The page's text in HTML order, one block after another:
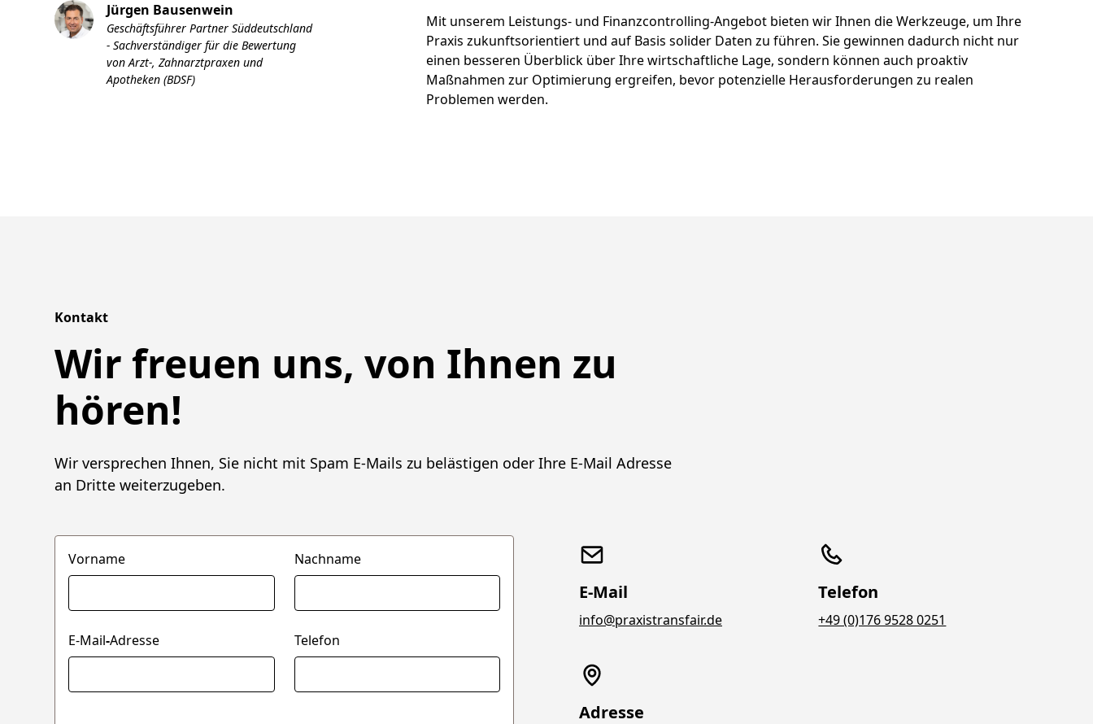
Jürgen Bausenwein
Geschäftsführer Partner Süddeutschland
- Sachverständiger für die Bewertung
von Arzt-, Zahnarztpraxen und
Apotheken (BDSF)
Mit unserem Leistungs- und Finanzcontrolling-Angebot bieten wir Ihnen die Werkzeuge, um Ihre
Praxis zukunftsorientiert und auf Basis solider Daten zu führen. Sie gewinnen dadurch nicht nur
einen besseren Überblick über Ihre wirtschaftliche Lage, sondern können auch proaktiv
Maßnahmen zur Optimierung ergreifen, bevor potenzielle Herausforderungen zu realen
Problemen werden.
Kontakt
Wir freuen uns, von Ihnen zu
hören!
Wir versprechen Ihnen, Sie nicht mit Spam E-Mails zu belästigen oder Ihre E-Mail Adresse
an Dritte weiterzugeben.
Vorname Nachname
E-Mail-Adresse Telefon
E-Mail
info@praxistransfair.de
Telefon
+49 (0)176 9528 0251
Adresse